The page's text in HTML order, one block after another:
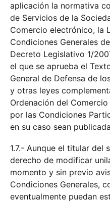
aplicación la normativa
de Servicios de la
Comercio electrónico, la
Condiciones Generales
Decreto Legislativo 1/
el que se aprueba el
General de Defensa de
y otras leyes
Ordenación del
por las Condiciones
en su caso sean
1.7.- Aunque el titular del
derecho de modificar
momento y sin previo
Condiciones Generales,
eventualmente puedan